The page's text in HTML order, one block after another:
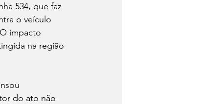
534, que faz
o veículo
impacto
na região
do ato não